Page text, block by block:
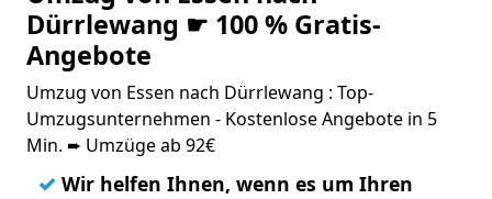
Dürrlewang ☛ 100 % Gratis-
Angebote
Umzug von Essen nach Dürrlewang : Top-
Umzugsunternehmen - Kostenlose Angebote in 5
Min. ➨ Umzüge ab 92€
✓ Wir helfen Ihnen, wenn es um Ihren